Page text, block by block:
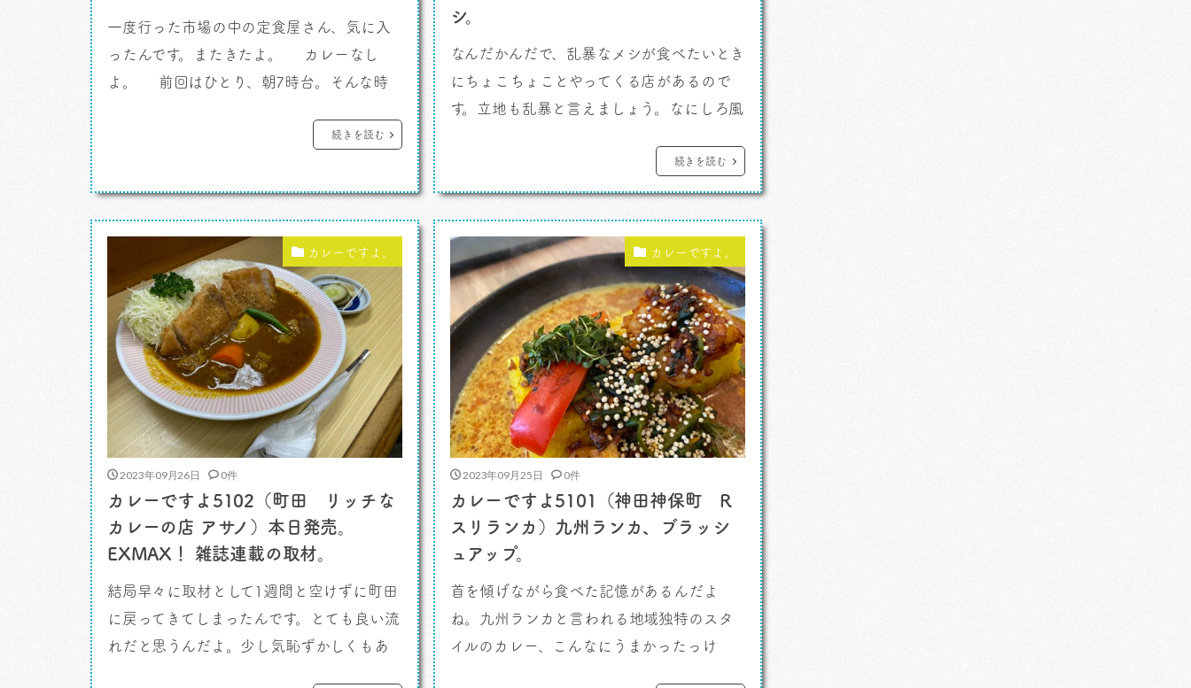
一度行った市場の中の定食屋さん、気に入
ったんです。またきたよ。 カレーなし
よ。 前回はひとり、朝7時台。そんな時
店の朝食に頼るのがいやで。それで思いつ
う。 そうやってやってきた「甲府市地方卸
売市場」の場外で食堂を見つけたんです
よ。 「かどき食堂」 &n […]
続きを読む
シ。
なんだかんだで、乱暴なメシが食べたいとき
にちょこちょことやってくる店があるので
す。立地も乱暴と言えましょう。なにしろ風
めできない場所です。 カレーですよ。
とは言え、最近では新しい、面白い店の芽
吹きを感じるところもある通り。風俗街で
ずっときましたがそっち方面にいつからか
バングラの人（おねえちゃんじゃなくて
[…]
続きを読む
カレーですよ。
2023年09月26日 0件
カレーですよ5102（町田 リッチな
カレーの店 アサノ）本日発売。
EXMAX！ 雑誌連載の取材。
結局早々に取材として1週間と空けずに町田
に戻ってきてしまったんです。とても良い流
れだと思うんだよ。少し気恥ずかしくもあ
カレーですよ。
2023年09月25日 0件
カレーですよ5101（神田神保町 R
スリランカ）九州ランカ、ブラッシ
ュアップ。
首を傾げながら食べた記憶があるんだよ
ね。九州ランカと言われる地域独特のスタ
イルのカレー、こんなにうまかったっけ